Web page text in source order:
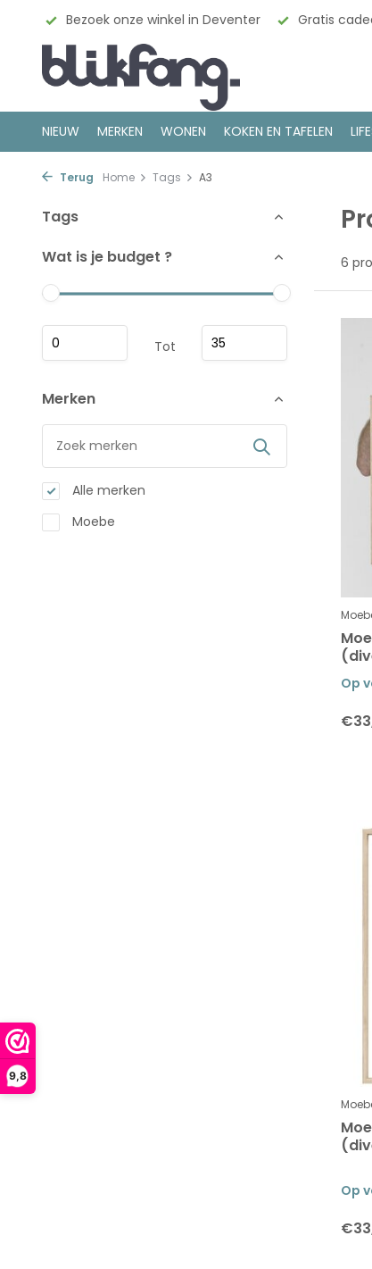
9,8
Bezoek onze winkel in Deventer Gratis
NIEUW MERKEN WONEN KOKEN EN TAFELEN
Terug Home Tags A3
Tags
Wat is je budget ?
Tot
Merken
Alle merken
Moebe
6
Op
Op